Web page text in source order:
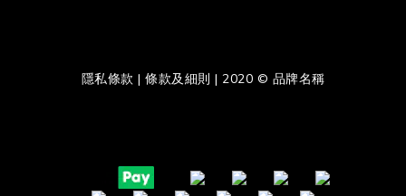
隱私條款 | 條款及細則 | 2020 © 品牌名稱